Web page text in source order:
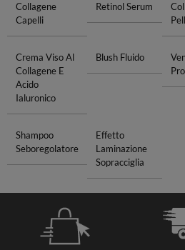
Collagene
Capelli
Retinol Serum
Crema Viso Al
Collagene E
Acido
Ialuronico
Blush Fluido
Shampoo
Seboregolatore
Effetto
Laminazione
Sopracciglia